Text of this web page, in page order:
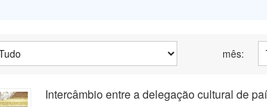
mês:
Intercâmbio entre a delegação cultural de